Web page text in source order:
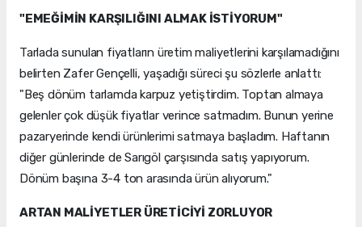
"EMEĞİMİN KARŞILIĞINI ALMAK İSTİYORUM"
Tarlada sunulan fiyatların üretim maliyetlerini karşılamadığını
belirten Zafer Gençelli, yaşadığı süreci şu sözlerle anlattı:
"Beş dönüm tarlamda karpuz yetiştirdim. Toptan almaya
gelenler çok düşük fiyatlar verince satmadım. Bunun yerine
pazaryerinde kendi ürünlerimi satmaya başladım. Haftanın
diğer günlerinde de Sarıgöl çarşısında satış yapıyorum.
Dönüm başına 3-4 ton arasında ürün alıyorum."
ARTAN MALİYETLER ÜRETİCİYİ ZORLUYOR